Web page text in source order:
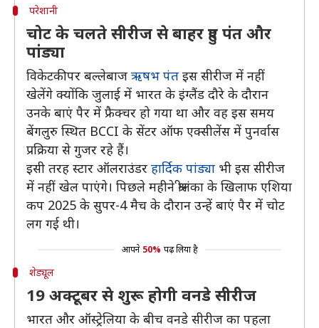
परेशानी
चोट के चलते सीरीज से बाहर हुए पंत और
पांड्या
विकेटकीपर बल्लेबाज ऋषभ पंत इस सीरीज में नहीं
खेलेंगे क्योंकि जुलाई में भारत के इंग्लैंड दौरे के दौरान
उनके बाएं पैर में फ्रैक्चर हो गया था और वह इस समय
बेंगलुरु स्थित BCCI के सेंटर ऑफ एक्सीलेंस में पुनर्वास
प्रक्रिया से गुजर रहे हैं।
इसी तरह स्टार ऑलराउंडर हार्दिक पांड्या भी इस सीरीज
में नहीं खेल पाएंगे। पिछले महीने श्रीलंका के खिलाफ एशिया
कप 2025 के सुपर-4 मैच के दौरान उन्हें बाएं पैर में चोट
लग गई थी।
आपने 50% पढ़ लिया है
शेड्यूल
19 अक्टूबर से शुरू होगी वनडे सीरीज
भारत और ऑस्ट्रेलिया के बीच वनडे सीरीज का पहला